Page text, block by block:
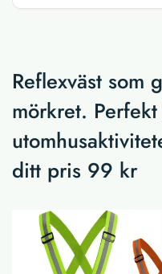
Reflexväst som
mörkret.
ditt pris 99 kr